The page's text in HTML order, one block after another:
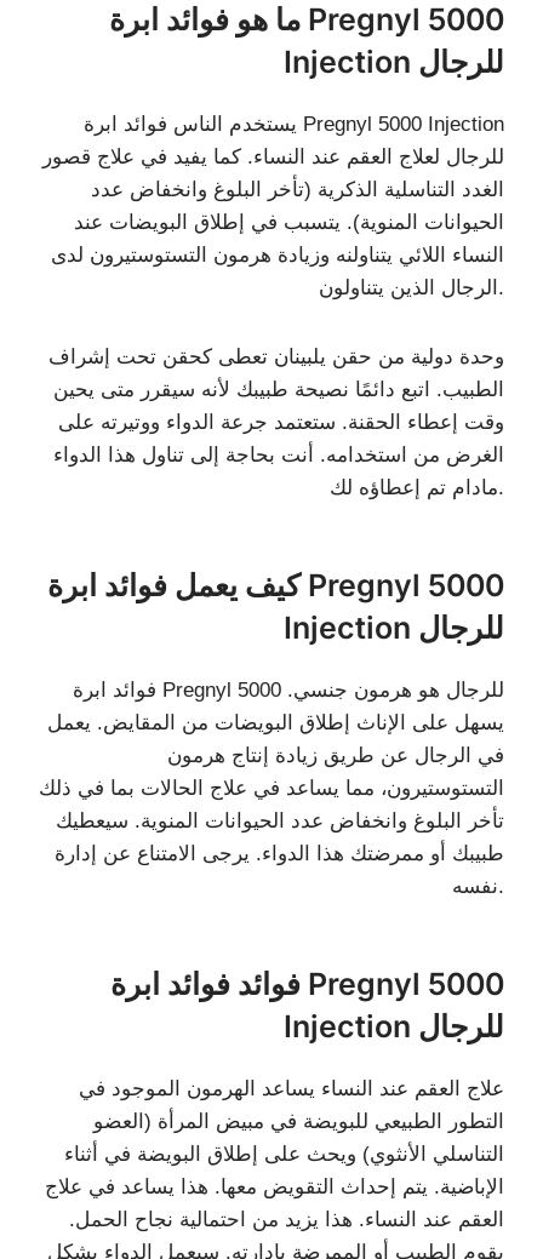
ما هو فوائد ابرة Pregnyl 5000
Injection للرجال
يستخدم الناس فوائد ابرة Pregnyl 5000 Injection
للرجال لعلاج العقم عند النساء. كما يفيد في علاج قصور
الغدد التناسلية الذكرية (تأخر البلوغ وانخفاض عدد
الحيوانات المنوية). يتسبب في إطلاق البويضات عند
النساء اللائي يتناولنه وزيادة هرمون التستوستيرون لدى
الرجال الذين يتناولون.
وحدة دولية من حقن يلبينان تعطى كحقن تحت إشراف
الطبيب. اتبع دائمًا نصيحة طبيبك لأنه سيقرر متى يحين
وقت إعطاء الحقنة. ستعتمد جرعة الدواء ووتيرته على
الغرض من استخدامه. أنت بحاجة إلى تناول هذا الدواء
مادام تم إعطاؤه لك.
كيف يعمل فوائد ابرة Pregnyl 5000
Injection للرجال
فوائد ابرة Pregnyl 5000 للرجال هو هرمون جنسي.
يسهل على الإناث إطلاق البويضات من المقايض. يعمل
في الرجال عن طريق زيادة إنتاج هرمون
التستوستيرون، مما يساعد في علاج الحالات بما في ذلك
تأخر البلوغ وانخفاض عدد الحيوانات المنوية. سيعطيك
طبيبك أو ممرضتك هذا الدواء. يرجى الامتناع عن إدارة
نفسه.
فوائد فوائد ابرة Pregnyl 5000
Injection للرجال
علاج العقم عند النساء يساعد الهرمون الموجود في
التطور الطبيعي للبويضة في مبيض المرأة (العضو
التناسلي الأنثوي) ويحث على إطلاق البويضة في أثناء
الإباضية. يتم إحداث التقويض معها. هذا يساعد في علاج
العقم عند النساء. هذا يزيد من احتمالية نجاح الحمل.
يقوم الطبيب أو الممرضة بإدارته. سيعمل الدواء بشكل